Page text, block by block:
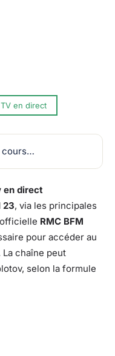
en direct
cours…
en direct
23, via les principales
RMC BFM
pour accéder au
chaîne peut
selon la formule